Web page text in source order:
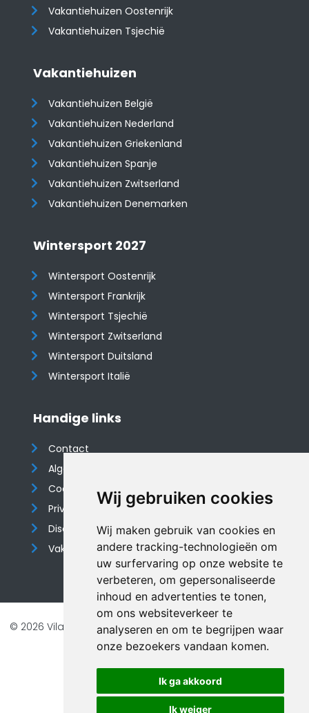
Wij gebruiken cookies
Wij maken gebruik van cookies en
andere tracking-technologieën om
uw surfervaring op onze website te
verbeteren, om gepersonaliseerde
inhoud en advertenties te tonen,
om ons websiteverkeer te
analyseren en om te begrijpen waar
onze bezoekers vandaan komen.
Ik ga akkoord
Ik weiger
​​​​​​​Vakantiehuizen Oostenrijk
Vakantiehuizen Tsjechië
Vakantiehuizen
Vakantiehuizen België
Vakantiehuizen Nederland
Vakantiehuizen Griekenland
Vakantiehuizen Spanje
​​​​​​​Vakantiehuizen Zwitserland
Vakantiehuizen Denemarken
Wintersport 2027
Wintersport Oostenrijk
Wintersport Frankrijk
Wintersport Tsjechië
Wintersport Zwitserland
Wintersport Duitsland
Wintersport Italië
Handige links
Contact
Algemene voorwaarden
Cookieverklaring
Privacyverklaring
Disclaimer
Vakantiehuis website
© 2026 Vilando Vakantiehuizen |Website door FalcoTravel
Veilig online betalen met